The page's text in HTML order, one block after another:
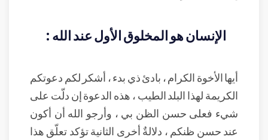
الإنسان هو المخلوق الأول عند الله :
أيها الأخوة الكرام ، بادئ ذي بدء ، أشكر لكم دعوتكم
الكريمة لهذا البلد الطيب ، هذه الدعوة إن دلّت على
شيء فعلى حسن الظن بي ، وأرجو الله أن أكون
عند حسن ظنكم ، دلالةٌ أخرى الثانية تؤكد تعلّق هذا